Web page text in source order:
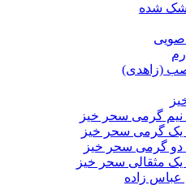
شده
(زاهدی)
نیم گرمی سحر خیز
یک گرمی سحر خیز
دو گرمی سحر خیز
مثقالی سحر خیز
زاده